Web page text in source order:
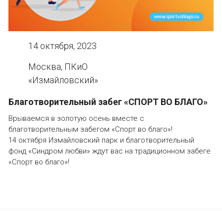
14 октября, 2023
Москва, ПКиО
«Измайловский»
Благотворительный забег «СПОРТ ВО БЛАГО»
Врываемся в золотую осень вместе с
благотворительным забегом «Спорт во благо»!
14 октября Измайловский парк и благотворительный
фонд «Синдром любви» ждут вас на традиционном забеге
«Спорт во благо»!